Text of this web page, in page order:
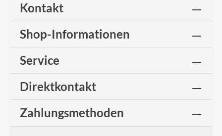
Kontakt
Shop-Informationen
Service
Direktkontakt
Zahlungsmethoden